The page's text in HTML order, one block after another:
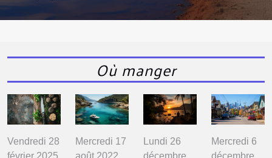
visiter la Bolivie. Jour 1 Commencez l’aventure
en visitant Le Salar de Uyuni. Il est considéré
couvre plus de 10000 km² et est haut de 3670
mètres au-dessus du niveau de la mer. Vous
devez absolument poser vos pieds sur le sentier
pour sentir les grains de sel frémir sous vos
pieds. C’est très jouissif ! Faiest d’une pierre deux
coups ! Profiter de l’occasion pour découvrir Le
Lipez. Le Lipez est situé à quelque centimètre du
Où manger
Vendredi 28
février 2025
Mercredi 17
août 2022
Lundi 26
décembre
Mercredi 6
décembre